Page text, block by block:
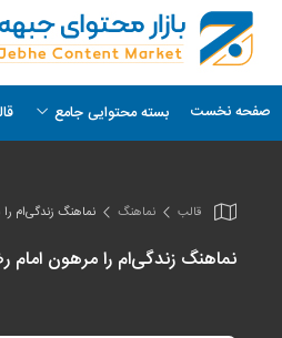
صفحه نخست بسته محتوایی جامع
قالب نماهنگ نماهنگ زندگی‌ام
نماهنگ زندگی‌ام را مرهون امام